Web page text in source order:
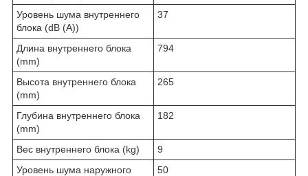
Уровень шума внутреннего
блока (dB (A))
37
Длина внутреннего блока
(mm)
794
Высота внутреннего блока
(mm)
265
Глубина внутреннего блока
(mm)
182
Вес внутреннего блока (kg)
9
Уровень шума наружного
50